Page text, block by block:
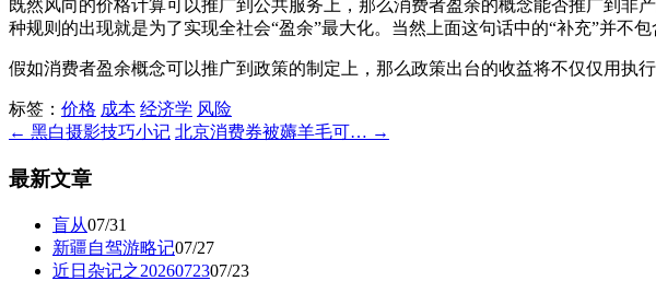
既然风向的价格计算可以推广到公共服务上，那么消费者盈余的概念能否推广到
种规则的出现就是为了实现全社会“盈余”最大化。当然上面这句话中的“补充”并不
假如消费者盈余概念可以推广到政策的制定上，那么政策出台的收益将不仅仅用执
标签： 价格 成本 经济学 风险
← 黑白摄影技巧小记 北京消费券被薅羊毛可… →
最新文章
盲从07/31
新疆自驾游略记07/27
近日杂记之2026072307/23